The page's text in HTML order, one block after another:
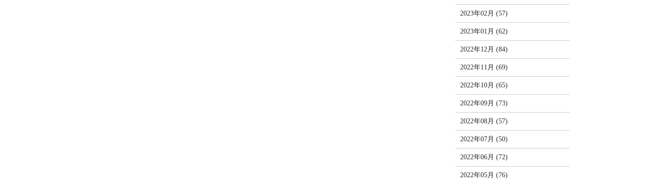
2023年02月 (57)
2023年01月 (62)
2022年12月 (84)
2022年11月 (69)
2022年10月 (65)
2022年09月 (73)
2022年08月 (57)
2022年07月 (50)
2022年06月 (72)
2022年05月 (76)